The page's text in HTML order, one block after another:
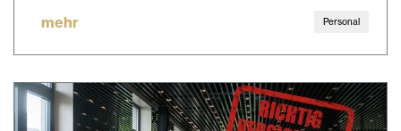
mehr Personal